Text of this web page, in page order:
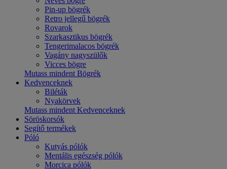
Pin-up bögrék
Retro jellegű bögrék
Rovarok
Szarkasztikus bögrék
Tengerimalacos bögrék
Vagány nagyszülők
Vicces bögre
Mutass mindent Bögrék
Kedvenceknek
Biléták
Nyakörvek
Mutass mindent Kedvenceknek
Söröskorsók
Segítő termékek
Póló
Kutyás pólók
Mentális egészség pólók
Morcica pólók